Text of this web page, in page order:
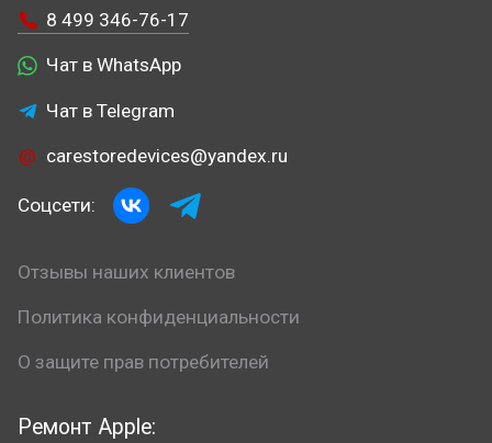
Ремонт Apple:
8 499 346-76-17
Чат в WhatsApp
Чат в Telegram
carestoredevices@yandex.ru
Соцсети:
Отзывы наших клиентов
Политика конфиденциальности
О защите прав потребителей